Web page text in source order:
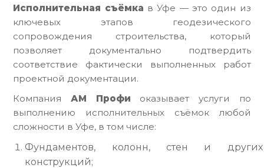
Исполнительная съёмка в Уфе — это один из
ключевых этапов геодезического
сопровождения строительства, который
позволяет документально подтвердить
соответствие фактически выполненных работ
проектной документации.
КомпанияАМ Профи оказывает услуги по
выполнению исполнительных съёмок любой
сложности в Уфе, в том числе:
Фундаментов, колонн, стен и других
конструкций;